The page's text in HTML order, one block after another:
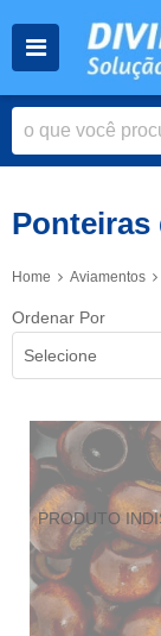
Ponteiras
Home Aviamentos
Ordenar Por
Selecione